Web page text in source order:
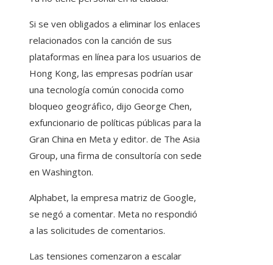
Si se ven obligados a eliminar los enlaces
relacionados con la canción de sus
plataformas en línea para los usuarios de
Hong Kong, las empresas podrían usar
una tecnología común conocida como
bloqueo geográfico, dijo George Chen,
exfuncionario de políticas públicas para la
Gran China en Meta y editor. de The Asia
Group, una firma de consultoría con sede
en Washington.
Alphabet, la empresa matriz de Google,
se negó a comentar. Meta no respondió
a las solicitudes de comentarios.
Las tensiones comenzaron a escalar